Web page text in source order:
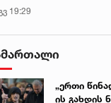
გადაჰყავთ
19:29
„ერთი
ის გახდის